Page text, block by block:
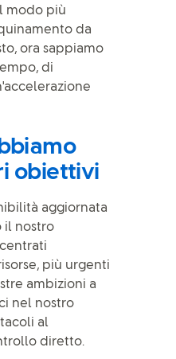
modo più
da
ora sappiamo
di
obiettivi
aggiornata
il nostro
più urgenti
ambizioni a
nel nostro
al
diretto.